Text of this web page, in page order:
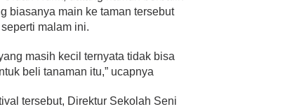
biasanya main ke taman tersebut
malam ini.
masih kecil ternyata tidak bisa
beli tanaman itu,” ucapnya
tersebut, Direktur Sekolah Seni